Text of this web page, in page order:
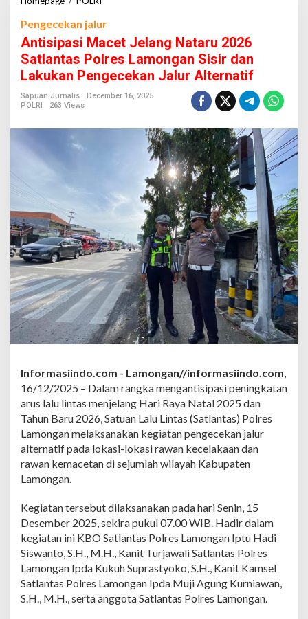
t
i
s
i
p
s
n
g
a
t
a
u
2
0
6
S
t
l
a
n
a
o
l
r
e
s
L
a
m
Pengecekan jalur
Antisipasi Macet Jelang Nataru 2026
Satlantas Polres Lamongan Sisir dan
Lakukan Pengecekan Jalur Alternatif
Sapuan Jurnalis
December 16, 2025
POLRI
263 Views
Informasiindo.com - Lamongan//informasiindo.com,
16/12/2025 – Dalam rangka mengantisipasi peningkatan
arus lalu lintas menjelang Hari Raya Natal 2025 dan
Tahun Baru 2026, Satuan Lalu Lintas (Satlantas) Polres
Lamongan melaksanakan kegiatan pengecekan jalur
alternatif pada lokasi-lokasi rawan kecelakaan dan
rawan kemacetan di sejumlah wilayah Kabupaten
Lamongan.
Kegiatan tersebut dilaksanakan pada hari Senin, 15
Desember 2025, sekira pukul 07.00 WIB. Hadir dalam
kegiatan ini KBO Satlantas Polres Lamongan Iptu Hadi
Siswanto, S.H., M.H., Kanit Turjawali Satlantas Polres
Lamongan Ipda Kukuh Suprastyoko, S.H., Kanit Kamsel
Satlantas Polres Lamongan Ipda Muji Agung Kurniawan,
S.H., M.H., serta anggota Satlantas Polres Lamongan.